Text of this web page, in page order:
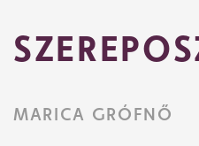
MARICA GRÓFNŐ